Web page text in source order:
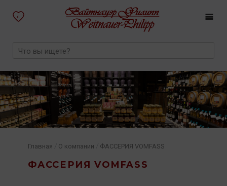
0
ФАССЕРИЯ VOMFASS
Главная О компании ФАССЕРИЯ VOMFASS